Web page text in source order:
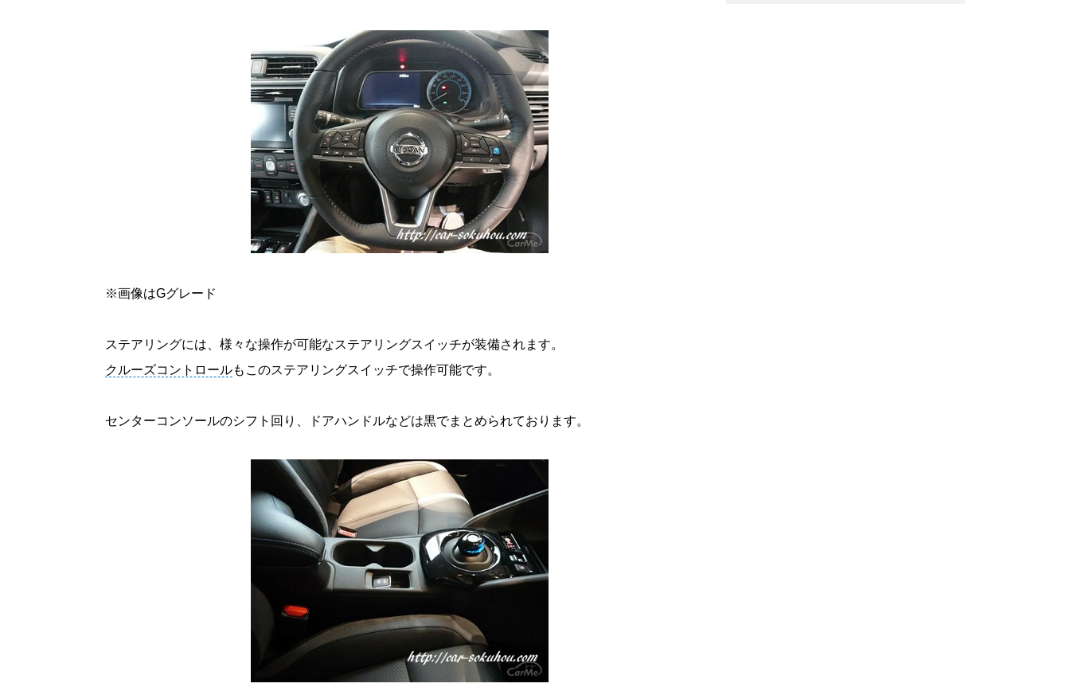
※画像はGグレード
ステアリングには、様々な操作が可能なステアリングスイッチが装備されます。
クルーズコントロールもこのステアリングスイッチで操作可能です。
センターコンソールのシフト回り、ドアハンドルなどは黒でまとめられております。